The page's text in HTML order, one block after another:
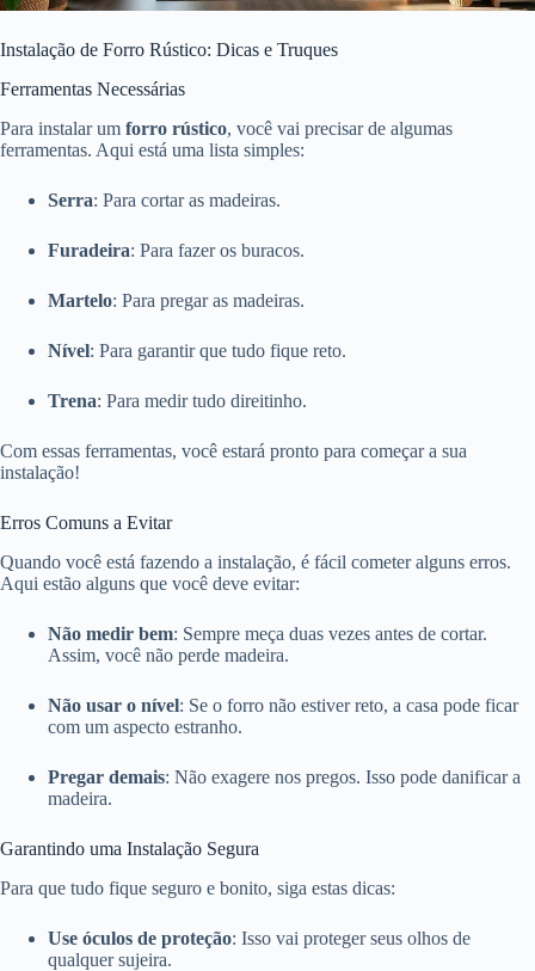
Instalação de Forro Rústico: Dicas e Truques
Ferramentas Necessárias
Para instalar um forro rústico, você vai precisar de algumas
ferramentas. Aqui está uma lista simples:
Serra: Para cortar as madeiras.
Furadeira: Para fazer os buracos.
Martelo: Para pregar as madeiras.
Nível: Para garantir que tudo fique reto.
Trena: Para medir tudo direitinho.
Com essas ferramentas, você estará pronto para começar a sua
instalação!
Erros Comuns a Evitar
Quando você está fazendo a instalação, é fácil cometer alguns erros.
Aqui estão alguns que você deve evitar:
Não medir bem: Sempre meça duas vezes antes de cortar.
Assim, você não perde madeira.
Não usar o nível: Se o forro não estiver reto, a casa pode ficar
com um aspecto estranho.
Pregar demais: Não exagere nos pregos. Isso pode danificar a
madeira.
Garantindo uma Instalação Segura
Para que tudo fique seguro e bonito, siga estas dicas:
Use óculos de proteção: Isso vai proteger seus olhos de
qualquer sujeira.